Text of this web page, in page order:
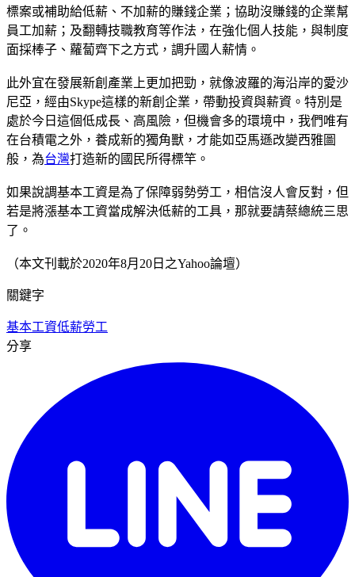
標案或補助給低薪、不加薪的賺錢企業；協助沒賺錢的企業幫
員工加薪；及翻轉技職教育等作法，在強化個人技能，與制度
面採棒子、蘿蔔齊下之方式，調升國人薪情。
此外宜在發展新創產業上更加把勁，就像波羅的海沿岸的愛沙
尼亞，經由Skype這樣的新創企業，帶動投資與薪資。特別是
處於今日這個低成長、高風險，但機會多的環境中，我們唯有
在台積電之外，養成新的獨角獸，才能如亞馬遜改變西雅圖
般，為台灣打造新的國民所得標竿。
如果說調基本工資是為了保障弱勢勞工，相信沒人會反對，但
若是將漲基本工資當成解決低薪的工具，那就要請蔡總統三思
了。
（本文刊載於2020年8月20日之Yahoo論壇）
關鍵字
基本工資低薪勞工
分享